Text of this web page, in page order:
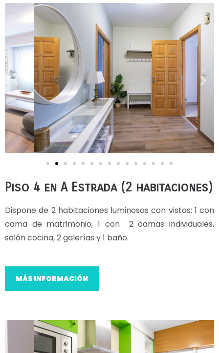
Piso 4 en A Estrada (2 habitaciones)
Dispone de 2 habitaciones luminosas con vistas: 1 con
cama de matrimonio, 1 con 2 camas individuales,
salón cocina, 2 galerías y 1 baño.
MÁS INFORMACIÓN